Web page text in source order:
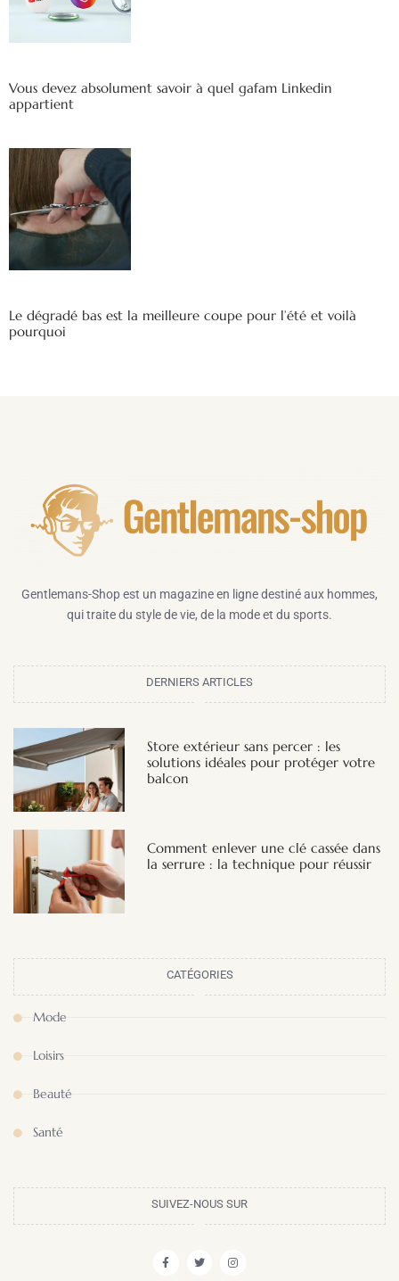
Vous devez absolument savoir à quel gafam Linkedin
appartient
Le dégradé bas est la meilleure coupe pour l’été et voilà
pourquoi
Gentlemans-Shop est un magazine en ligne destiné aux hommes,
qui traite du style de vie, de la mode et du sports.
DERNIERS ARTICLES
Store extérieur sans percer : les
solutions idéales pour protéger votre
balcon
Comment enlever une clé cassée dans
la serrure : la technique pour réussir
CATÉGORIES
Mode
Loisirs
Beauté
Santé
SUIVEZ-NOUS SUR